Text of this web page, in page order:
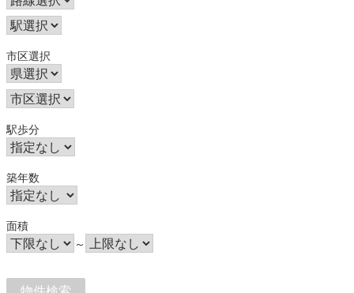
市区選択
駅歩分
築年数
面積
～